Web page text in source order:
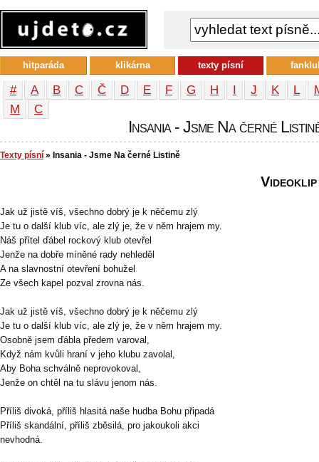
# A B C Č D E F G H I J K L
М
С
Insania - Jsme Na černé
Texty písní » Insania - Jsme Na černé Listině
Jak už jistě víš, všechno dobrý je k něčemu zlý
Je tu o další klub víc, ale zlý je, že v něm hrajem my.
Náš přítel ďábel rockový klub otevřel
Jenže na dobře míněné rady nehleděl
A na slavnostní otevření bohužel
Ze všech kapel pozval zrovna nás.
Jak už jistě víš, všechno dobrý je k něčemu zlý
Je tu o další klub víc, ale zlý je, že v něm hrajem my.
Osobně jsem ďábla předem varoval,
Když nám kvůli hraní v jeho klubu zavolal,
Aby Boha schválně neprovokoval,
Jenže on chtěl na tu slávu jenom nás.
Příliš divoká, příliš hlasitá naše hudba Bohu připadá
Příliš skandální, příliš zběsilá, pro jakoukoli akci
nevhodná.
Videoklip
hitparáda klikárna texty písní